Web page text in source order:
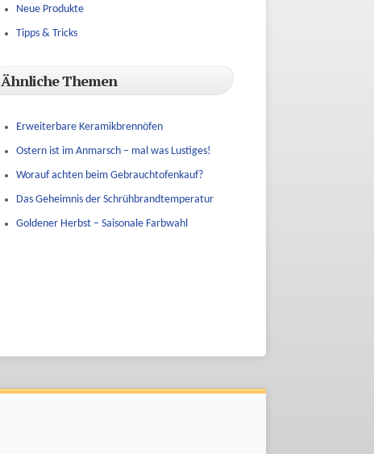
Neue Produkte
Tipps & Tricks
Ähnliche Themen
Erweiterbare Keramikbrennöfen
Ostern ist im Anmarsch – mal was Lustiges!
Worauf achten beim Gebrauchtofenkauf?
Das Geheimnis der Schrühbrandtemperatur
Goldener Herbst – Saisonale Farbwahl